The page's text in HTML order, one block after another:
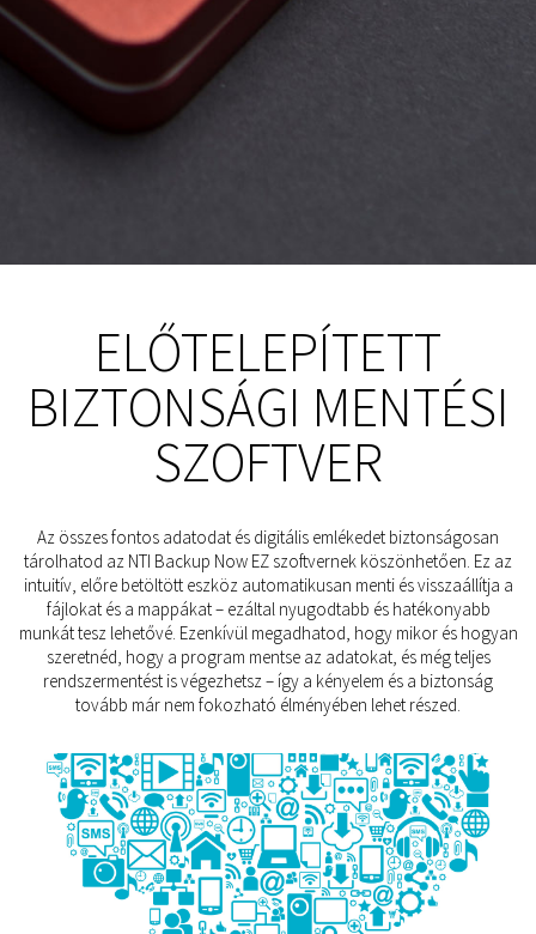
ELŐTELEPÍTETT
BIZTONSÁGI MENTÉSI
SZOFTVER
Az összes fontos adatodat és digitális emlékedet biztonságosan
tárolhatod az NTI Backup Now EZ szoftvernek köszönhetően. Ez az
intuitív, előre betöltött eszköz automatikusan menti és visszaállítja a
fájlokat és a mappákat – ezáltal nyugodtabb és hatékonyabb
munkát tesz lehetővé. Ezenkívül megadhatod, hogy mikor és hogyan
szeretnéd, hogy a program mentse az adatokat, és még teljes
rendszermentést is végezhetsz – így a kényelem és a biztonság
tovább már nem fokozható élményében lehet részed.